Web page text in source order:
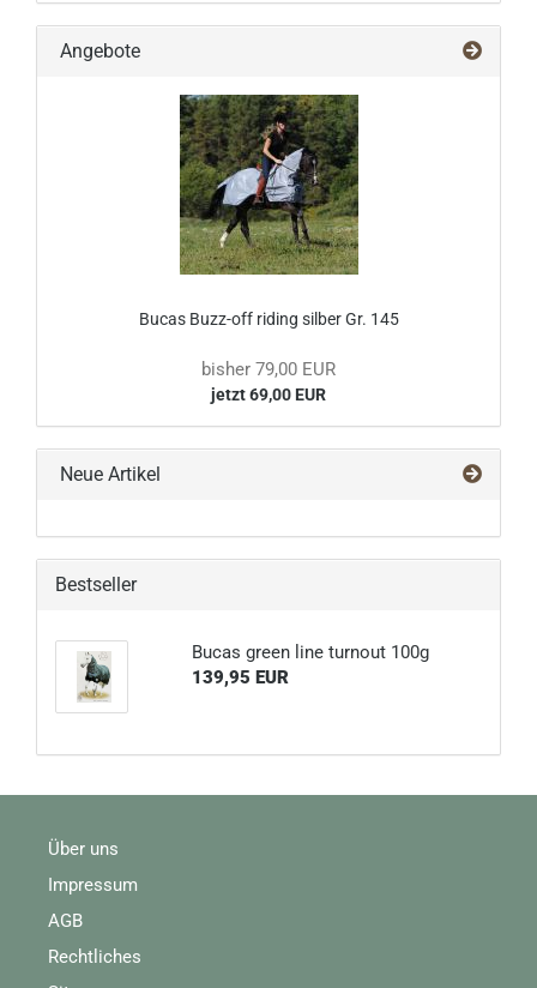
Angebote
Bucas Buzz-off riding silber Gr. 145
bisher 79,00 EUR
jetzt 69,00 EUR
Neue Artikel
Bestseller
Bucas green line turnout 100g
139,95 EUR
Über uns
Impressum
AGB
Rechtliches